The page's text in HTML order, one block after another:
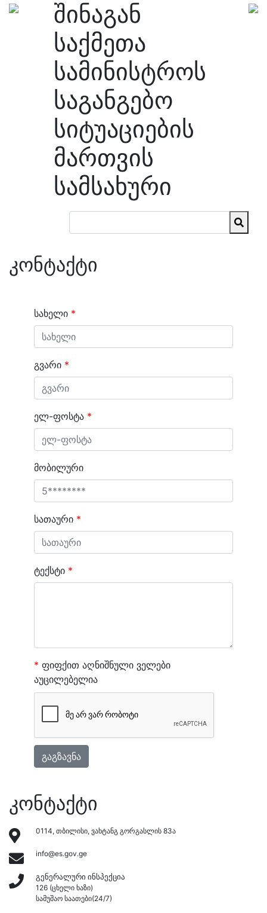
შინაგან
საქმეთა
სამინისტროს
საგანგებო
სიტუაციების
მართვის
სამსახური
კონტაქტი
სახელი *
გვარი *
ელ-ფოსტა *
მობილური
სათაური *
ტექსტი *
* ფიფქით აღნიშნული ველები
აუცილებელია
გაგზავნა
კონტაქტი
0114, თბილისი, ვახტანგ გორგასლის 83ა
info@es.gov.ge
გენერალური ინსპექცია
126 (ცხელი ხაზი)
სამუშაო საათები(24/7)